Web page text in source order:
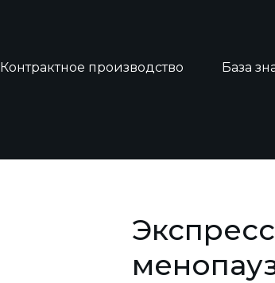
Контрактное производство База